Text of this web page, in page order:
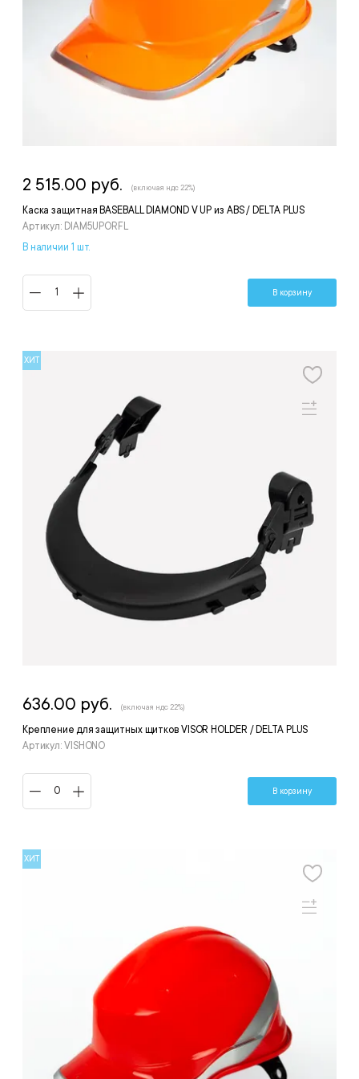
Каска защитная BASEBALL DIAMOND V UP из ABS / DELTA PLUS
Артикул: DIAM5UPORFL
2 515.00 руб. (включая ндс 22%)
В наличии 1 шт.
В корзину
ХИТ
Крепление для защитных щитков VISOR HOLDER / DELTA PLUS
Артикул: VISHONO
636.00 руб. (включая ндс 22%)
В корзину
ХИТ